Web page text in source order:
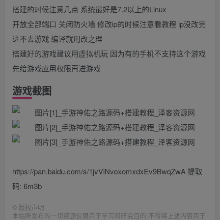
搭建的时候注意几点 系统最好是7.2以上的Linux
开放全部端口 关闭防火墙 修改ip的时候注意看教程 ip没改完
进不去游戏 编译就用改之理
搭建好的游戏建议用虚拟机玩 因为有的手机不支持这个游戏
先给游戏应用权限再进游戏
游戏截图
https://pan.baidu.com/s/1jvViNvoxomxdxEv9BwqZwA 提取
码: 6m3b
© 版权声明
本站所发布的一切资源仅限用于学习和研究目的;不得将上述内容用于